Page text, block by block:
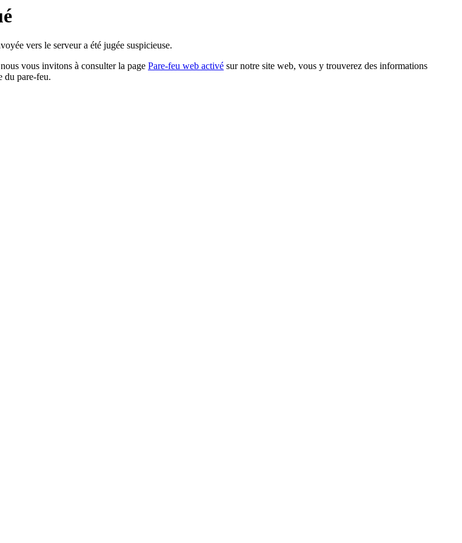
vers le serveur a été jugée suspicieuse.
vous invitons à consulter la page Pare-feu web activé sur notre site web, vous y trouverez des informations
du pare-feu.